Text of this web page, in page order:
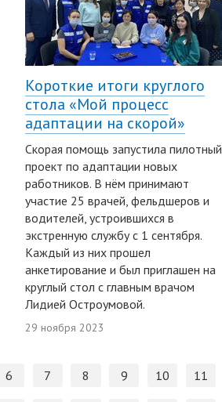
Короткие итоги круглого
стола «Мой процесс
адаптации на скорой»
Скорая помощь запустила пилотный
проект по адаптации новых
работников. В нём принимают
участие 25 врачей, фельдшеров и
водителей, устроившихся в
экстренную службу с 1 сентября.
Каждый из них прошел
анкетирование и был приглашен на
круглый стол с главным врачом
Лидией Остроумовой.
29 ноября 2023
6 7 8 9 10 11